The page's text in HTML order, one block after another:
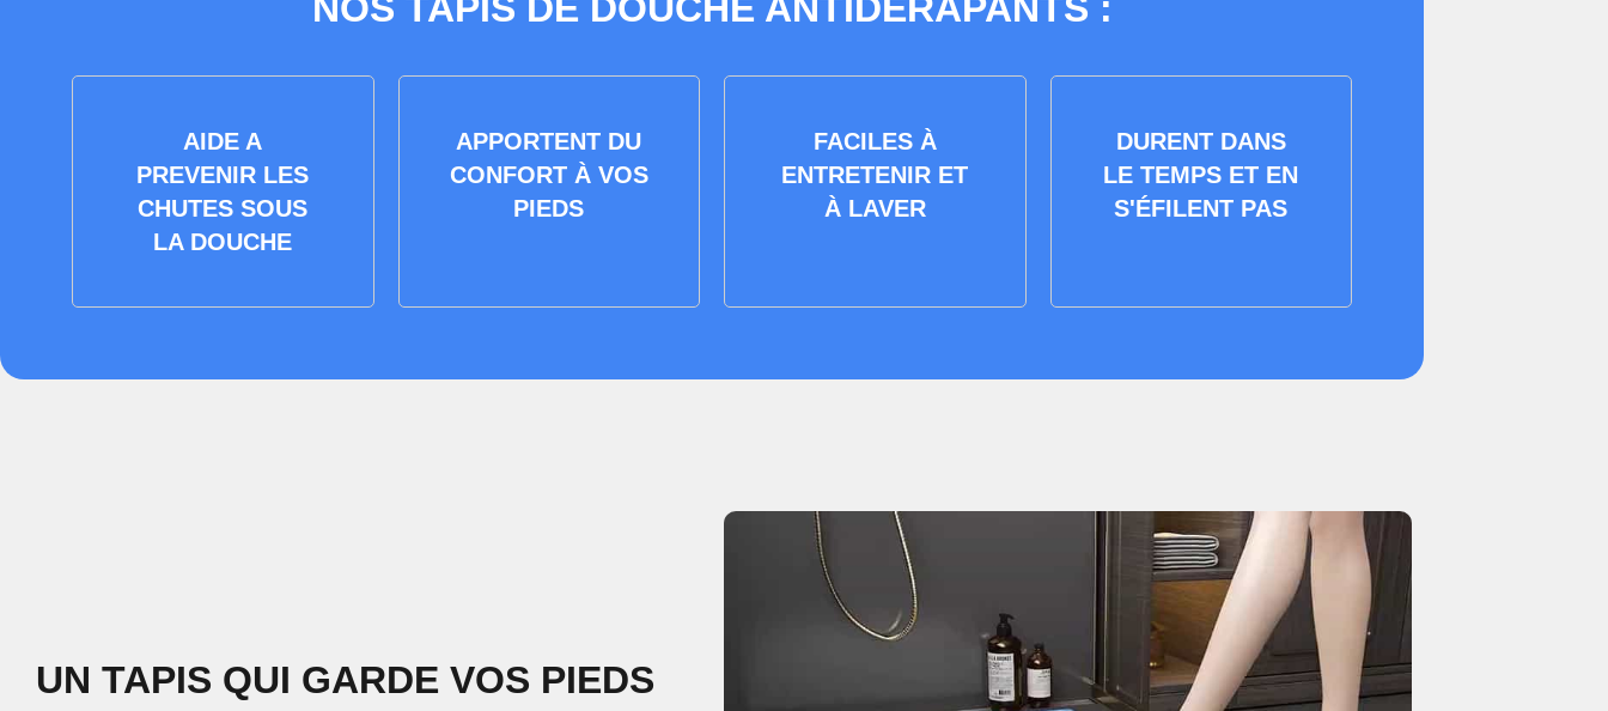
AIDE A
PREVENIR LES
CHUTES SOUS
LA DOUCHE
APPORTENT DU
CONFORT À VOS
PIEDS
FACILES À
ENTRETENIR ET
À LAVER
DURENT DANS
LE TEMPS ET EN
S'ÉFILENT PAS
UN TAPIS QUI GARDE VOS PIEDS